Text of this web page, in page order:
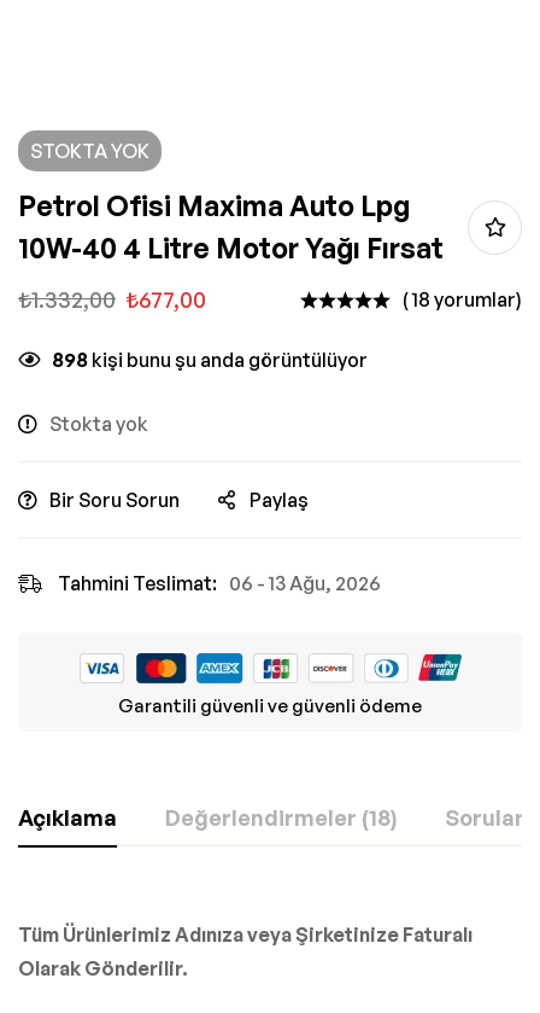
STOKTA YOK
Petrol Ofisi Maxima Auto Lpg
10W-40 4 Litre Motor Yağı Fırsat
₺1.332,00 ₺677,00 ( 18 yorumlar)
898 kişi bunu şu anda görüntülüyor
Stokta yok
Bir Soru Sorun Paylaş
Tahmini Teslimat: 06 - 13 Ağu, 2026
Garantili güvenli ve güvenli ödeme
Açıklama Değerlendirmeler (18) Sorular
Tüm Ürünlerimiz Adınıza veya Şirketinize Faturalı
Olarak Gönderilir.